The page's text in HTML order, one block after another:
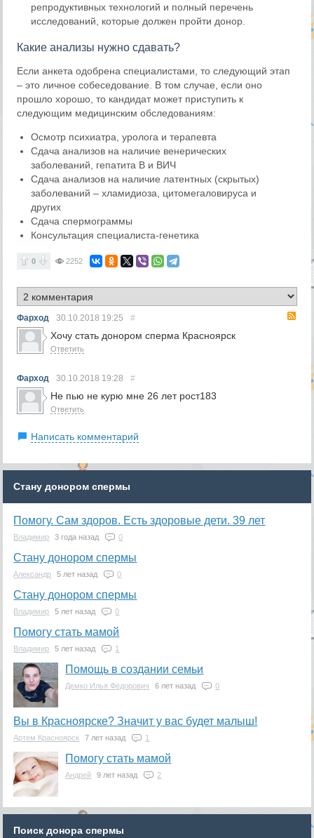
репродуктивных технологий и полный перечень
исследований, которые должен пройти донор.
Какие анализы нужно сдавать?
Если анкета одобрена специалистами, то следующий этап
– это личное собеседование. В том случае, если оно
прошло хорошо, то кандидат может приступить к
следующим медицинским обследованиям:
Осмотр психиатра, уролога и терапевта
Сдача анализов на наличие венерических
заболеваний, гепатита В и ВИЧ
Сдача анализов на наличие латентных (скрытых)
заболеваний – хламидиоза, цитомегаловируса и
других
Сдача спермограммы
Консультация специалиста-генетика
0 2252
Фарход 30.10.2018 19:25 #
Хочу стать донором сперма Красноярск
Ответить
Фарход 30.10.2018 19:28 #
Не пью не курю мне 26 лет рост183
Ответить
Написать комментарий
Стану донором спермы
Помогу. Сам здоров. Есть здоровые дети. 39 лет
Владимир 3 года назад 0
Стану донором спермы
Александр 5 лет назад 0
Стану донором спермы
Владимир 5 лет назад 0
Помогу стать мамой
Владимир 5 лет назад 1
Помощь в создании семьи
Демко Илья Фёдорович 6 лет назад 0
Вы в Красноярске? Значит у вас будет малыш!
Артем Красноярск 7 лет назад 1
Помогу стать мамой
Андрей 9 лет назад 2
Поиск донора спермы